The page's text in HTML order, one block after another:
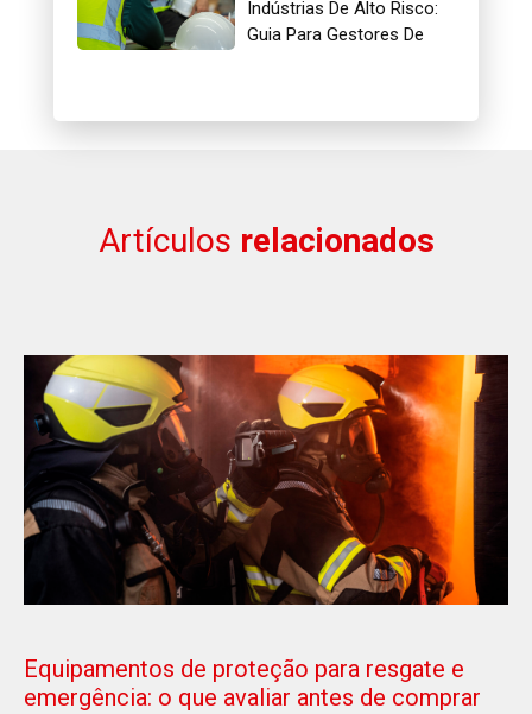
Indústrias De Alto Risco:
Guia Para Gestores De
Artículos relacionados
Equipamentos de proteção para resgate e
emergência: o que avaliar antes de comprar